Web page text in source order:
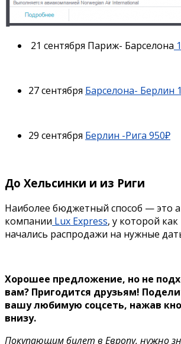
21 сентября Париж- Барселона
27 сентября Барселона- Берлин
29 сентября Берлин -Рига 950₽
До Хельсинки и из Риги
Наиболее бюджетный способ — это
компании Lux Express, у которой как
начались распродажи на нужные
Хорошее предложение, но не
вам? Пригодится друзьям!
вашу любимую соцсеть, нажав
внизу.
Покупающим билет в Европу, нужно